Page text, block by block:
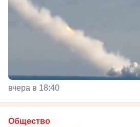
вчера в 18:40
Общество